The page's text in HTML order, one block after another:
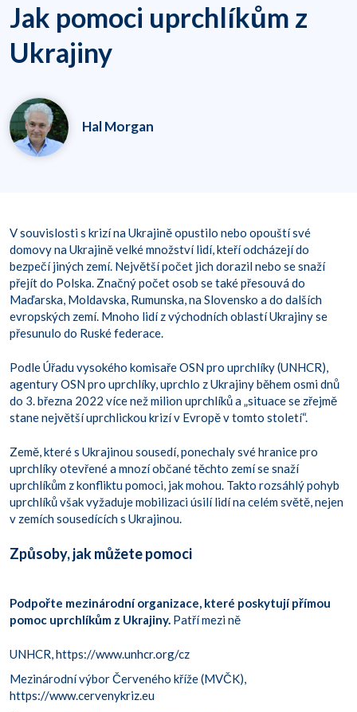
Jak pomoci uprchlíkům z
Ukrajiny
Hal Morgan
V souvislosti s krizí na Ukrajině opustilo nebo opouští své
domovy na Ukrajině velké množství lidí, kteří odcházejí do
bezpečí jiných zemí. Největší počet jich dorazil nebo se snaží
přejít do Polska. Značný počet osob se také přesouvá do
Maďarska, Moldavska, Rumunska, na Slovensko a do dalších
evropských zemí. Mnoho lidí z východních oblastí Ukrajiny se
přesunulo do Ruské federace.
Podle Úřadu vysokého komisaře OSN pro uprchlíky (UNHCR),
agentury OSN pro uprchlíky, uprchlo z Ukrajiny během osmi dnů
do 3. března 2022 více než milion uprchlíků a „situace se zřejmě
stane největší uprchlickou krizí v Evropě v tomto století“.
Země, které s Ukrajinou sousedí, ponechaly své hranice pro
uprchlíky otevřené a mnozí občané těchto zemí se snaží
uprchlíkům z konfliktu pomoci, jak mohou. Takto rozsáhlý pohyb
uprchlíků však vyžaduje mobilizaci úsilí lidí na celém světě, nejen
v zemích sousedících s Ukrajinou.
Způsoby, jak můžete pomoci
Podpořte mezinárodní organizace, které poskytují přímou
pomoc uprchlíkům z Ukrajiny. Patří mezi ně
UNHCR,https://www.unhcr.org/cz
Mezinárodní výbor Červeného kříže (MVČK),
https://www.cervenykriz.eu